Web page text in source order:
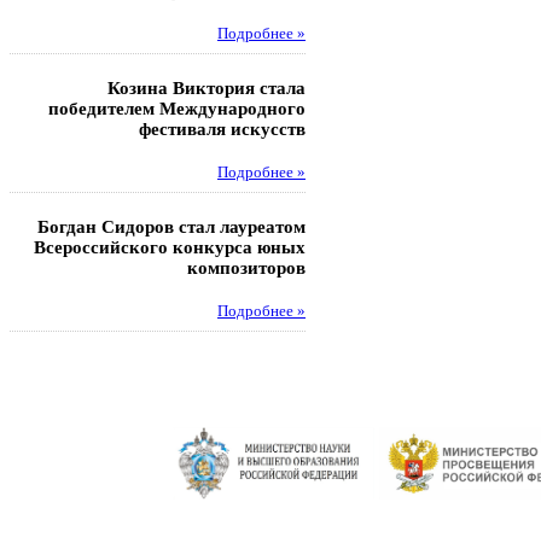
Подробнее »
Козина Виктория стала
победителем Международного
фестиваля искусств
Подробнее »
Богдан Сидоров стал лауреатом
Всероссийского конкурса юных
композиторов
Подробнее »